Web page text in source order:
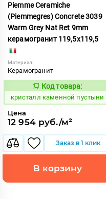
Piemme Ceramiche
(Piemmegres) Concrete 3039
Warm Grey Nat Ret 9mm
керамогранит 119,5x119,5
Материал:
Керамогранит
817200
Код товара:
кристалл каменной пустыни
Цена
12 954 руб./м²
Заказ в 1 клик
В корзину